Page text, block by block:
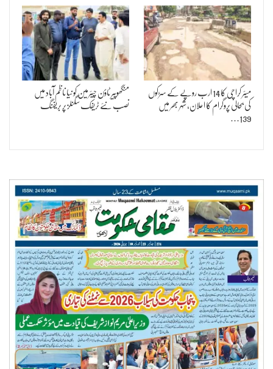
میئر کراچی کا 14 ارب روپے کے سڑکوں
کی بحالی پروگرام کا اعلان، شہر بھر میں
139…
منگھوپیر ٹاؤن چیئرمین کو نیا ناظم آباد میں
نصب نئے ٹریفک سگنلز پر بریفنگ